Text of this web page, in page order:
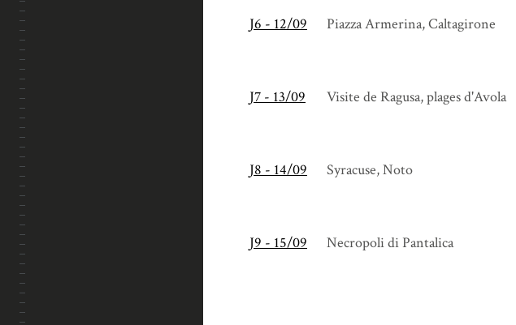
J6 - 12/09 Piazza Armerina, Caltagirone
J7 - 13/09 Visite de Ragusa, plages d'Avola
J8 - 14/09 Syracuse, Noto
J9 - 15/09 Necropoli di Pantalica